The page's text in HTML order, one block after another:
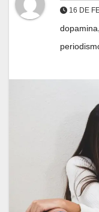
16 DE
dopamina,